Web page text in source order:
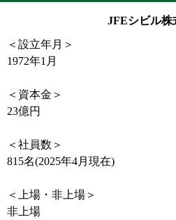
JFEシビル株
＜設立年月＞
1972年1月
＜資本金＞
23億円
＜社員数＞
815名(2025年4月現在)
＜上場・非上場＞
非上場